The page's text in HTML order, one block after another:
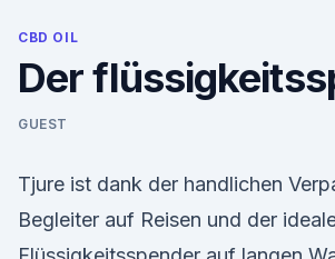
CBD OIL
Der
GUEST
Tjure ist dank der handlichen
Begleiter auf Reisen und der